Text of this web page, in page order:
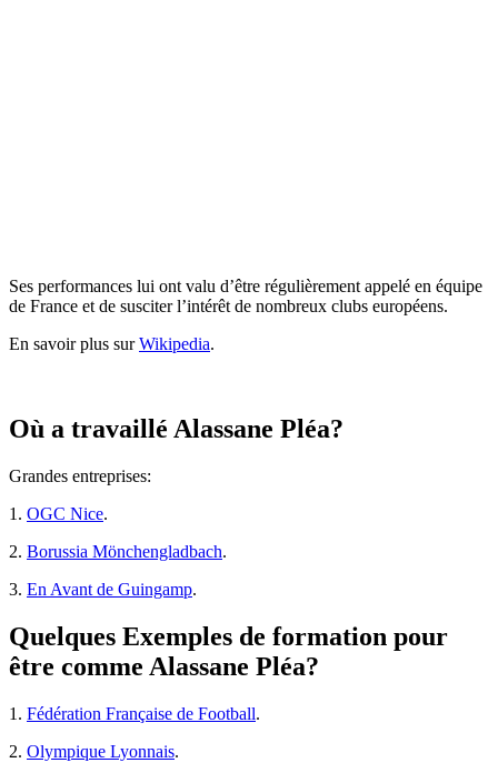
Ses performances lui ont valu d’être régulièrement appelé en équipe
de France et de susciter l’intérêt de nombreux clubs européens.
En savoir plus surWikipedia.
Où a travaillé Alassane Pléa?
Grandes entreprises:
1. OGC Nice.
2. Borussia Mönchengladbach.
3. En Avant de Guingamp.
Quelques Exemples de formation pour
être comme Alassane Pléa?
1. Fédération Française de Football.
2. Olympique Lyonnais.